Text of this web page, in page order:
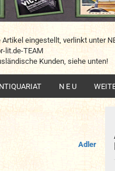
eingestellt, verlinkt unter
lit.de-TEAM
Kunden, siehe unten!
N E U
Adler